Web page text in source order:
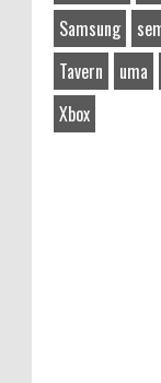
Samsung
Tavern
uma
Xbox